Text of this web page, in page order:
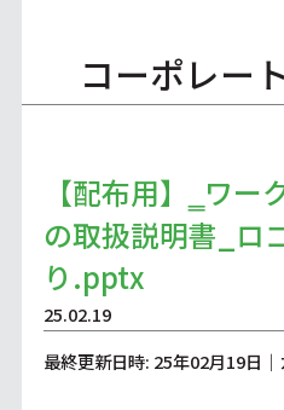
コーポレート
【配布用】‗ワ
の取扱説明書_ロ
り.pptx
25.02.19
最終更新日時: 25年02月19日｜